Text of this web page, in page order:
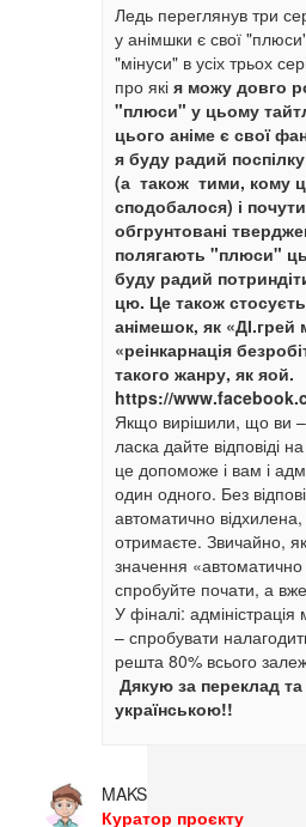
Ледь переглянув три
у анімшки є свої
"мінуси" в усіх трьох
про які я можу довго
"плюси" у цьому
цього аніме є свої
я буду радий
(а також тими, кому
сподобалося) і
обгрунтовані
полягають "плюси"
буду радий
цю. Це також
анімешок, як «ДІ.грей
«реінкарнація
такого жанру, як яой.
https://
Якщо вирішили, що ви
ласка дайте відповіді
це допоможе і вам і
один одного. Без
автоматично відхилена,
отримаєте. Звичайно,
значення
спробуйте почати, а
У фіналі:
– спробувати
решта 80% всього
Дякую за переклад
українською!!
MAKS
Куратор проєкту